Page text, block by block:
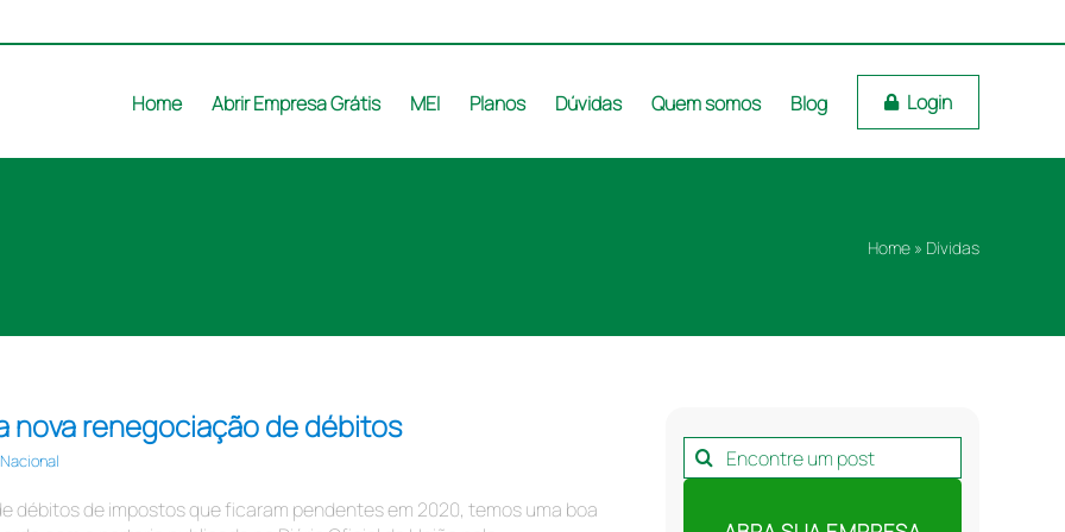
Home Abrir Empresa Grátis MEI Planos Dúvidas Quem somos Blog Login
Home » Dívidas
nova renegociação de débitos
débitos de impostos que ficaram pendentes em 2020, temos uma boa
Pesquisar
por: